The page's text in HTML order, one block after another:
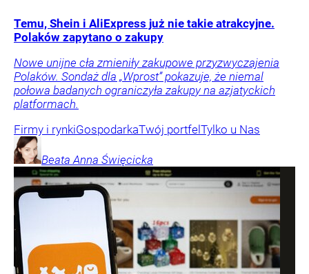
Temu, Shein i AliExpress już nie takie atrakcyjne.
Polaków zapytano o zakupy
Nowe unijne cła zmieniły zakupowe przyzwyczajenia
Polaków. Sondaż dla „Wprost” pokazuje, że niemal
połowa badanych ograniczyła zakupy na azjatyckich
platformach.
Firmy i rynkiGospodarkaTwój portfelTylko u Nas
Beata Anna Święcicka